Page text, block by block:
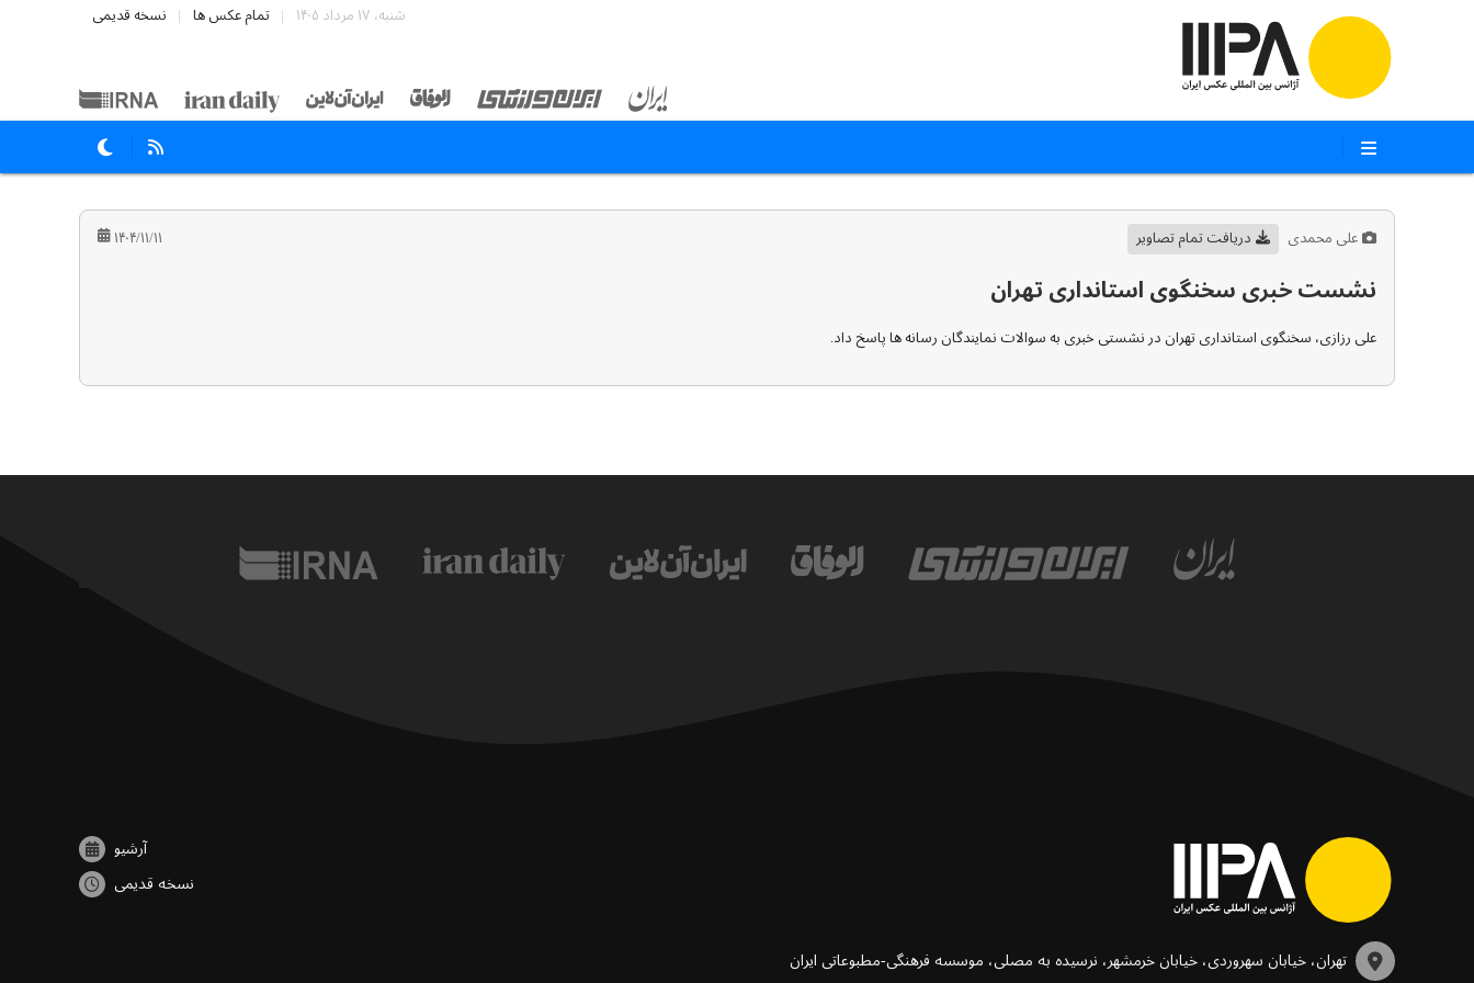
شنبه، ۱۷ مرداد ۱۴۰۵ تمام عکس ها نسخه قدیمی
علی محمدی دریافت تمام تصاویر ۱۴۰۴/۱۱/۱۱
نشست خبری سخنگوی استانداری تهران
علی رزازی، سخنگوی استانداری تهران در نشستی خبری به سوالات نمایندگان رسانه ها پاسخ داد.
تهران، خیابان سهروردی، خیابان خرمشهر، نرسیده به مصلی، موسسه فرهنگی-مطبوعاتی ایران
آرشیو
نسخه قدیمی